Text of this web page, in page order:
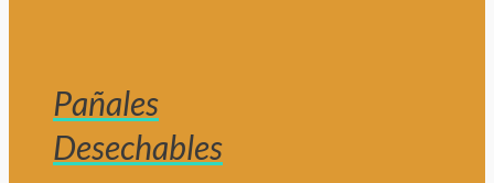
Pañales
Desechables